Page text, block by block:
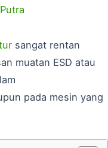
sangat rentan
muatan ESD atau
pada mesin yang